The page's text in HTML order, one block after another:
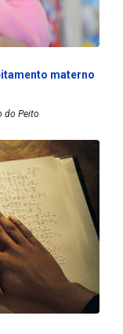
materno
do Peito